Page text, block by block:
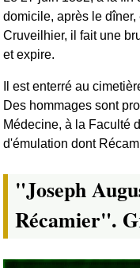
domicile, après le
Cruveilhier, il fait une
et expire.
Il est enterré au
Des hommages sont
Médecine, à la Faculté
d'émulation dont
"Joseph
Récamier".